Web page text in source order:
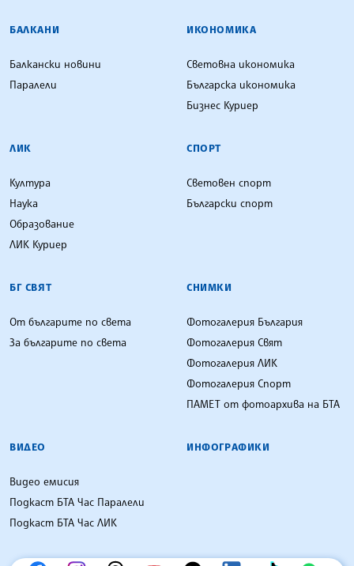
БАЛКАНИ
Балкански новини
Паралели
ИКОНОМИКА
Световна икономика
Българска икономика
Бизнес Куриер
ЛИК
Култура
Наука
Образование
ЛИК Куриер
СПОРТ
Световен спорт
Български спорт
БГ СВЯТ
От българите по света
За българите по света
СНИМКИ
Фотогалерия България
Фотогалерия Свят
Фотогалерия ЛИК
Фотогалерия Спорт
ПАМЕТ от фотоархива на БТА
ВИДЕО
Видео емисия
Подкаст БТА Час Паралели
Подкаст БТА Час ЛИК
ИНФОГРАФИКИ